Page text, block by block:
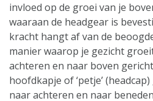
invloed op de groei van je
waaraan de headgear is
kracht hangt af van de
manier waarop je gezicht
achteren en naar boven
hoofdkapje of ‘petje’
naar achteren en naar